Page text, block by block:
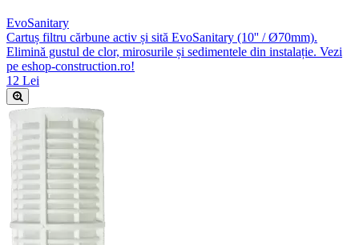
EvoSanitary
Cartuș filtru cărbune activ și sită EvoSanitary (10'' / Ø70mm).
Elimină gustul de clor, mirosurile și sedimentele din instalație. Vezi
pe eshop-construction.ro!
12 Lei